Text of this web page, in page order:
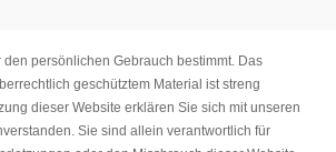
den persönlichen Gebrauch bestimmt. Das
geschütztem Material ist streng
dieser Website erklären Sie sich mit unseren
Sie sind allein verantwortlich für